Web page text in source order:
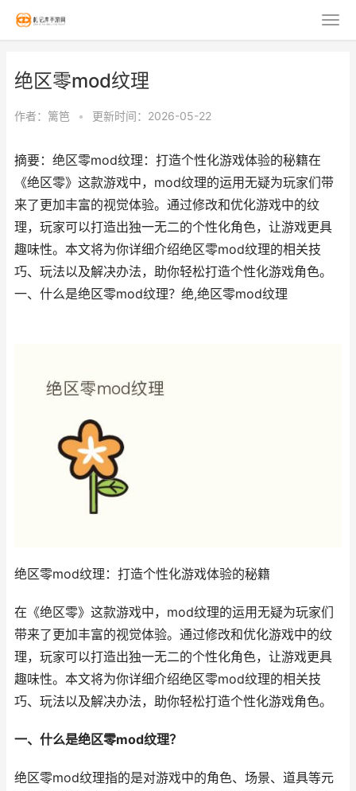
绝区零mod纹理
作者： 篱笆 • 更新时间：2026-05-22
摘要：绝区零mod纹理：打造个性化游戏体验的秘籍在
《绝区零》这款游戏中，mod纹理的运用无疑为玩家们带
来了更加丰富的视觉体验。通过修改和优化游戏中的纹
理，玩家可以打造出独一无二的个性化角色，让游戏更具
趣味性。本文将为你详细介绍绝区零mod纹理的相关技
巧、玩法以及解决办法，助你轻松打造个性化游戏角色。
一、什么是绝区零mod纹理？绝,绝区零mod纹理
绝区零mod纹理：打造个性化游戏体验的秘籍
在《绝区零》这款游戏中，mod纹理的运用无疑为玩家们
带来了更加丰富的视觉体验。通过修改和优化游戏中的纹
理，玩家可以打造出独一无二的个性化角色，让游戏更具
趣味性。本文将为你详细介绍绝区零mod纹理的相关技
巧、玩法以及解决办法，助你轻松打造个性化游戏角色。
一、什么是绝区零mod纹理？
绝区零mod纹理指的是对游戏中的角色、场景、道具等元